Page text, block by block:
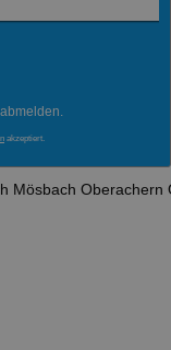
akzeptiert.
Mösbach Oberachern